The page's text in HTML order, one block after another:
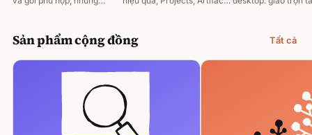
Sản phẩm cộng đồng Tất cả